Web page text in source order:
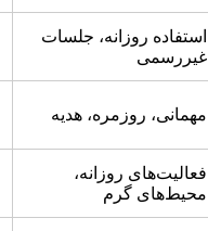
استفاده روزانه، جلسات
غیررسمی
مهمانی، روزمره، هدیه
فعالیت‌های روزانه،
محیط‌های گرم